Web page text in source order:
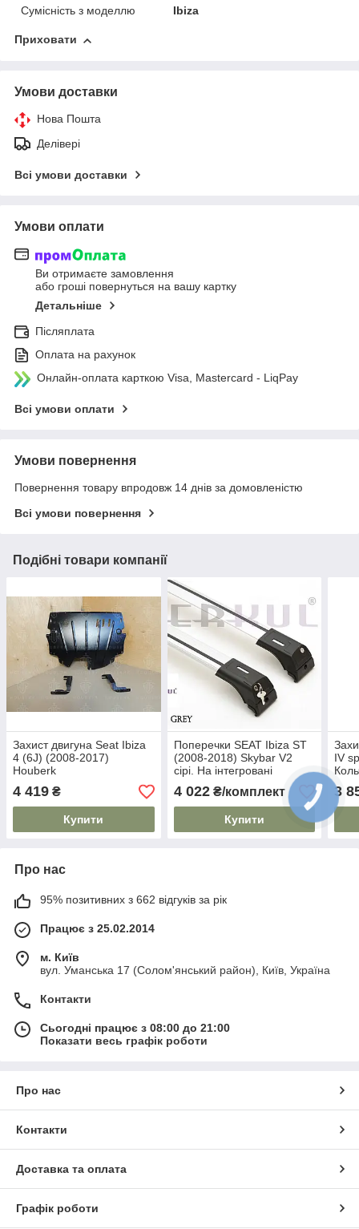
Сумісність з моделлю
Ibiza
Приховати
Умови доставки
Нова Пошта
Делівері
Всі умови доставки
Умови оплати
Ви отримаєте замовлення
або гроші повернуться на вашу картку
Детальніше
Післяплата
Оплата на рахунок
Онлайн-оплата карткою Visa, Mastercard - LiqPay
Всі умови оплати
Умови повернення
Повернення товару впродовж 14 днів за домовленістю
Всі умови повернення
Подібні товари компанії
Захист двигуна Seat Ibiza
4 (6J) (2008-2017)
Houberk
4 419 ₴
Купити
Поперечки SEAT Ibiza ST
(2008-2018) Skybar V2
сірі. На інтегровані
рейлінги
4 022₴/комплект
Купити
IV
3
Про нас
95% позитивних з 662 відгуків за рік
Працює з 25.02.2014
м. Київ
вул. Уманська 17 (Солом'янський район), Київ, Україна
Контакти
Сьогодні працює з 08:00 до 21:00
Показати весь графік роботи
Про нас
Контакти
Доставка та оплата
Графік роботи